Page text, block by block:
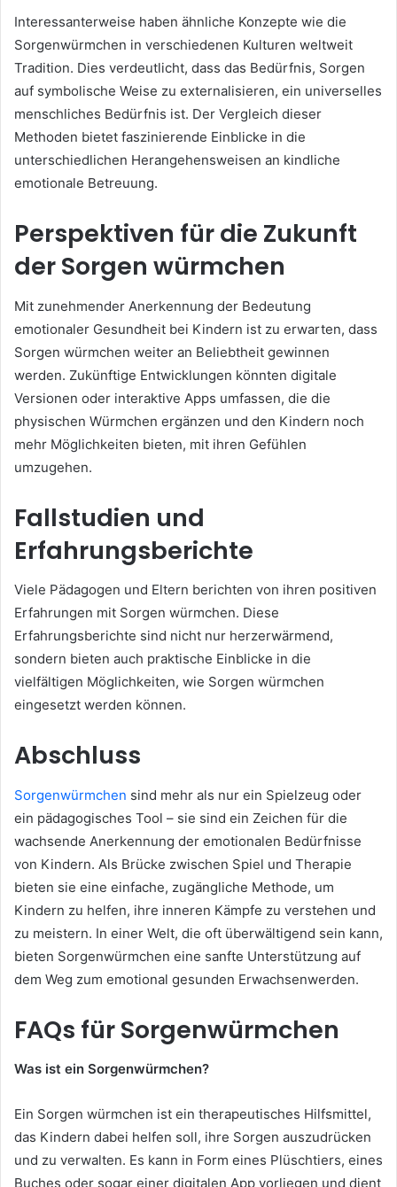
Interessanterweise haben ähnliche Konzepte wie die
Sorgenwürmchen in verschiedenen Kulturen weltweit
Tradition. Dies verdeutlicht, dass das Bedürfnis, Sorgen
auf symbolische Weise zu externalisieren, ein universelles
menschliches Bedürfnis ist. Der Vergleich dieser
Methoden bietet faszinierende Einblicke in die
unterschiedlichen Herangehensweisen an kindliche
emotionale Betreuung.
Perspektiven für die Zukunft
der Sorgen würmchen
Mit zunehmender Anerkennung der Bedeutung
emotionaler Gesundheit bei Kindern ist zu erwarten, dass
Sorgen würmchen weiter an Beliebtheit gewinnen
werden. Zukünftige Entwicklungen könnten digitale
Versionen oder interaktive Apps umfassen, die die
physischen Würmchen ergänzen und den Kindern noch
mehr Möglichkeiten bieten, mit ihren Gefühlen
umzugehen.
Fallstudien und
Erfahrungsberichte
Viele Pädagogen und Eltern berichten von ihren positiven
Erfahrungen mit Sorgen würmchen. Diese
Erfahrungsberichte sind nicht nur herzerwärmend,
sondern bieten auch praktische Einblicke in die
vielfältigen Möglichkeiten, wie Sorgen würmchen
eingesetzt werden können.
Abschluss
Sorgenwürmchen sind mehr als nur ein Spielzeug oder
ein pädagogisches Tool – sie sind ein Zeichen für die
wachsende Anerkennung der emotionalen Bedürfnisse
von Kindern. Als Brücke zwischen Spiel und Therapie
bieten sie eine einfache, zugängliche Methode, um
Kindern zu helfen, ihre inneren Kämpfe zu verstehen und
zu meistern. In einer Welt, die oft überwältigend sein kann,
bieten Sorgenwürmchen eine sanfte Unterstützung auf
dem Weg zum emotional gesunden Erwachsenwerden.
FAQs für Sorgenwürmchen
Was ist ein Sorgenwürmchen?
Ein Sorgen würmchen ist ein therapeutisches Hilfsmittel,
das Kindern dabei helfen soll, ihre Sorgen auszudrücken
und zu verwalten. Es kann in Form eines Plüschtiers, eines
Buches oder sogar einer digitalen App vorliegen und dient